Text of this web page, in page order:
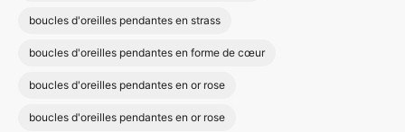
boucles d'oreilles pendantes en strass
boucles d'oreilles pendantes en forme de cœur
boucles d'oreilles pendantes en or rose
boucles d'oreilles pendantes en or rose